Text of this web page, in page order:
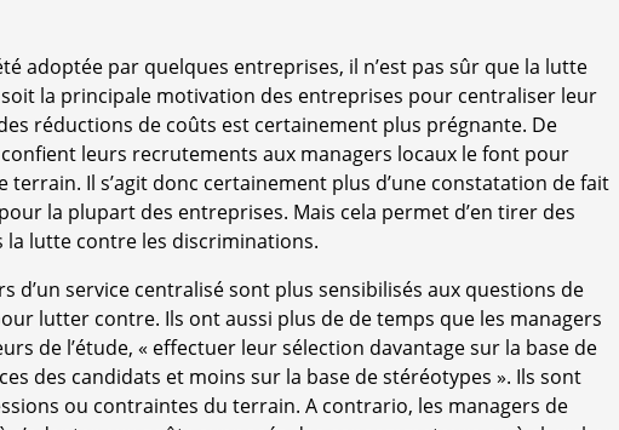
adoptée par quelques entreprises, il n’est pas sûr que la lutte
la principale motivation des entreprises pour centraliser leur
réductions de coûts est certainement plus prégnante. De
leurs recrutements aux managers locaux le font pour
terrain. Il s’agit donc certainement plus d’une constatation de fait
la plupart des entreprises. Mais cela permet d’en tirer des
la lutte contre les discriminations.
d’un service centralisé sont plus sensibilisés aux questions de
lutter contre. Ils ont aussi plus de de temps que les managers
de l’étude, « effectuer leur sélection davantage sur la base de
des candidats et moins sur la base de stéréotypes ». Ils sont
ou contraintes du terrain. A contrario, les managers de